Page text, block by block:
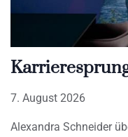
7. August 2026
Alexandra Schneider